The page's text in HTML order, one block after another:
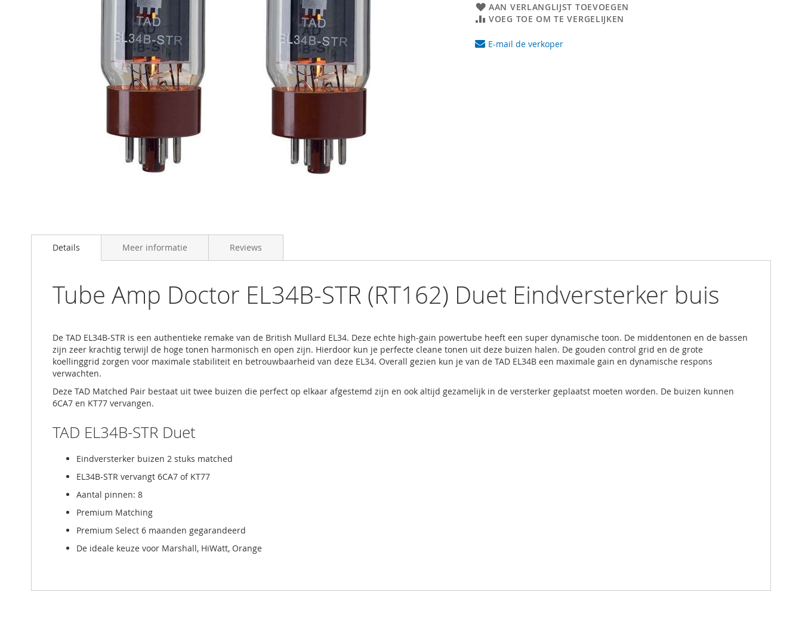
AAN VERLANGLIJST TOEVOEGEN
VOEG TOE OM TE VERGELIJKEN
E-mail de verkoper
to
Details
Tube Amp Doctor EL34B-STR (RT162) Duet Eindversterker buis
De TAD EL34B-STR is een authentieke remake van de British Mullard EL34. Deze echte high-gain powertube heeft een super dynamische toon. De middentonen en de bassen
zijn zeer krachtig terwijl de hoge tonen harmonisch en open zijn. Hierdoor kun je perfecte cleane tonen uit deze buizen halen. De gouden control grid en de grote
koellinggrid zorgen voor maximale stabiliteit en betrouwbaarheid van deze EL34. Overall gezien kun je van de TAD EL34B een maximale gain en dynamische respons
verwachten.
Deze TAD Matched Pair bestaat uit twee buizen die perfect op elkaar afgestemd zijn en ook altijd gezamelijk in de versterker geplaatst moeten worden. De buizen kunnen
6CA7 en KT77 vervangen.
TAD EL34B-STR Duet
Eindversterker buizen 2 stuks matched
EL34B-STR vervangt 6CA7 of KT77
Aantal pinnen: 8
Premium Matching
Premium Select 6 maanden gegarandeerd
De ideale keuze voor Marshall, HiWatt, Orange
Meer informatie Reviews